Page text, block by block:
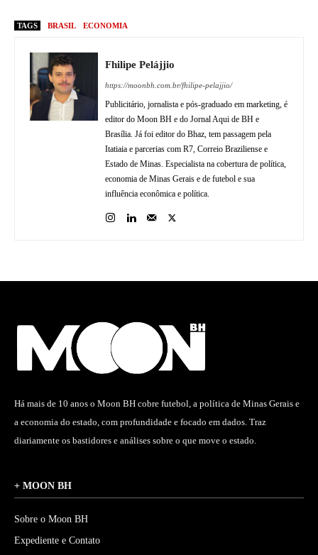
TAGS BRASIL ECONOMIA
Fhilipe Pelájjio
https://moonbh.com.br/fhilipe-pelajjio/
Publicitário, jornalista e pós-graduado em marketing, é
editor do Moon BH e do Jornal Aqui de BH e
Brasília. Já foi editor do Bhaz, tem passagem pela
Itatiaia e parcerias com R7, Correio Braziliense e
Estado de Minas. Especialista na cobertura de política,
economia de Minas Gerais e de futebol e sua
influência econômica e política.
Há mais de 10 anos o Moon BH cobre futebol, a política de Minas Gerais e
a economia do estado, com profundidade e focado em dados. Traz
diariamente os bastidores e análises sobre o que move o estado.
+ MOON BH
Sobre o Moon BH
Expediente e Contato